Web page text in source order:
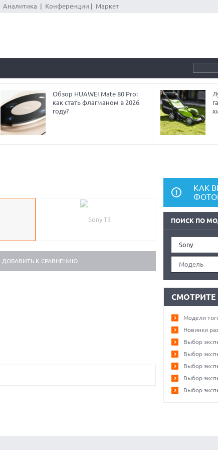
Аналитика Конференции Маркет
Обзор HUAWEI Mate 80 Pro:
как стать флагманом в 2026
году?
ДОБАВИТЬ К СРАВНЕНИЮ
КАК
ПОИСК ПО
Sony
Модель
СМОТРИТЕ
Модели
Новинки
Выбор
Выбор
Выбор
Выбор
Выбор